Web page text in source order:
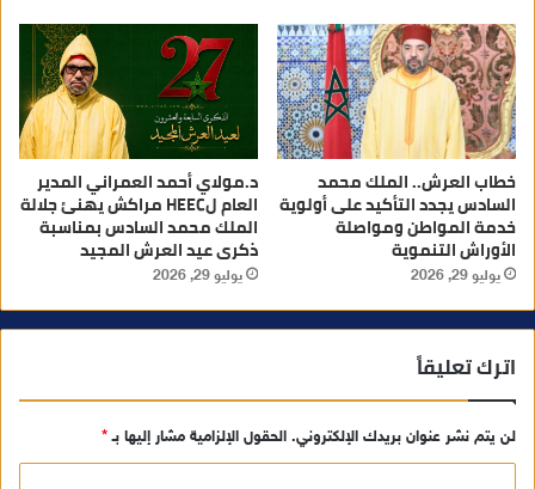
خطاب العرش.. الملك محمد
السادس يجدد التأكيد على أولوية
خدمة المواطن ومواصلة
الأوراش التنموية
يوليو 29, 2026
د.مولاي أحمد العمراني المدير
العام لHEEC مراكش يهنئ جلالة
الملك محمد السادس بمناسبة
ذكرى عيد العرش المجيد
يوليو 29, 2026
اترك تعليقاً
لن يتم نشر عنوان بريدك الإلكتروني. الحقول الإلزامية مشار إليها بـ*